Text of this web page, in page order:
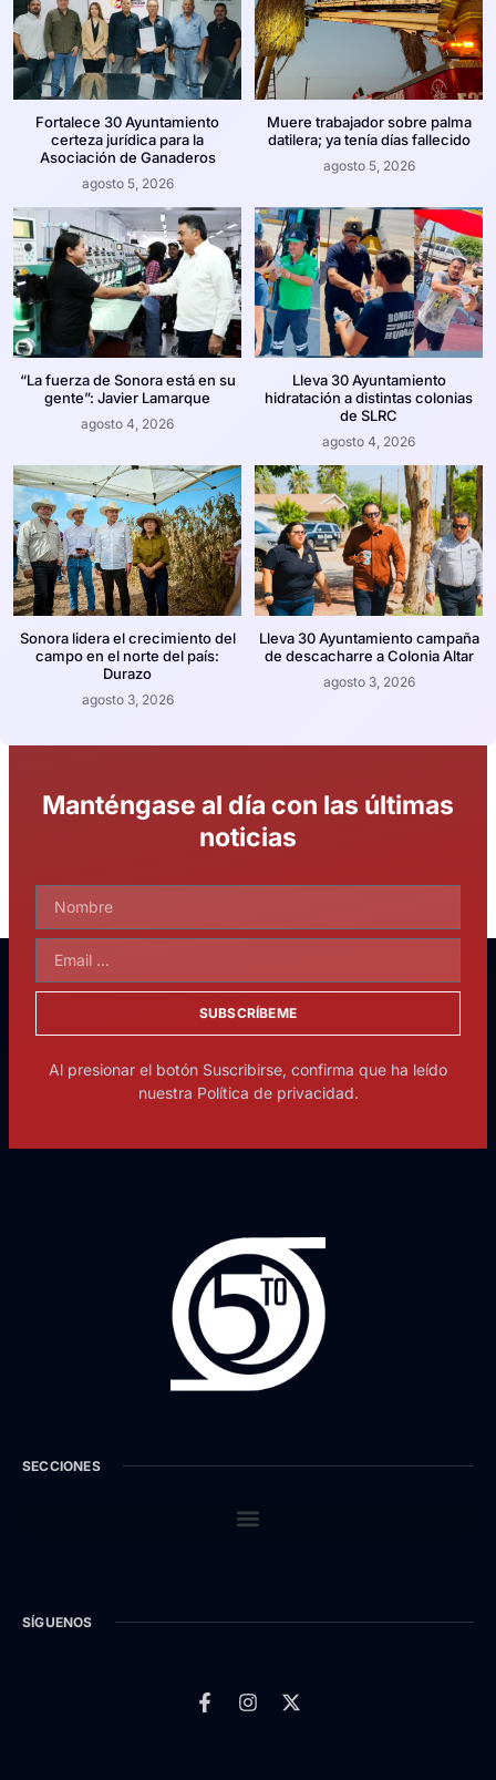
Fortalece 30 Ayuntamiento
certeza jurídica para la
Asociación de Ganaderos
agosto 5, 2026
Muere trabajador sobre palma
datilera; ya tenía días fallecido
agosto 5, 2026
“La fuerza de Sonora está en su
gente”: Javier Lamarque
agosto 4, 2026
Lleva 30 Ayuntamiento
hidratación a distintas colonias
de SLRC
agosto 4, 2026
Sonora lidera el crecimiento del
campo en el norte del país:
Durazo
agosto 3, 2026
Lleva 30 Ayuntamiento campaña
de descacharre a Colonia Altar
agosto 3, 2026
Manténgase al día con las últimas
noticias
SUBSCRÍBEME
Al presionar el botón Suscribirse, confirma que ha leído
nuestra Política de privacidad.
SECCIONES
SÍGUENOS